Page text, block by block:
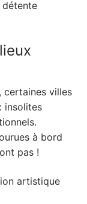
détente
certaines villes
insolites
à bord
pas !
artistique